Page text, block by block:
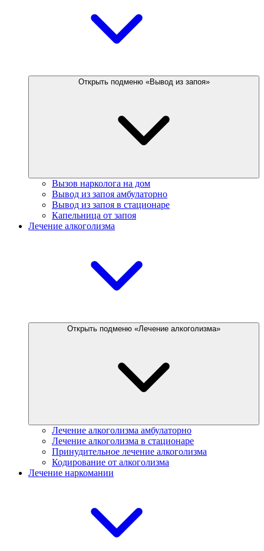
Открыть подменю «Вывод из запоя»
Вызов нарколога на дом
Вывод из запоя амбулаторно
Вывод из запоя в стационаре
Капельница от запоя
Лечение алкоголизма
Открыть подменю «Лечение алкоголизма»
Лечение алкоголизма амбулаторно
Лечение алкоголизма в стационаре
Принудительное лечение алкоголизма
Кодирование от алкоголизма
Лечение наркомании